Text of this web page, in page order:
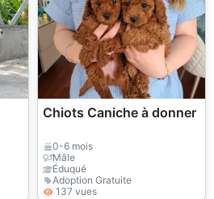
Chiots Caniche à donner
0-6 mois
Mâle
Éduqué
Adoption Gratuite
137 vues